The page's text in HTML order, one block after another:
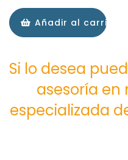
Añadir al carrito
Si lo desea
asesoría en
especializada